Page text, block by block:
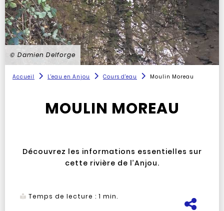
Vue du Moulin Moreau
© Damien Delforge
Accueil L'eau en Anjou Cours d'eau Moulin Moreau
MOULIN MOREAU
Découvrez les informations essentielles sur
cette rivière de l’Anjou.
Temps de lecture : 1 min.